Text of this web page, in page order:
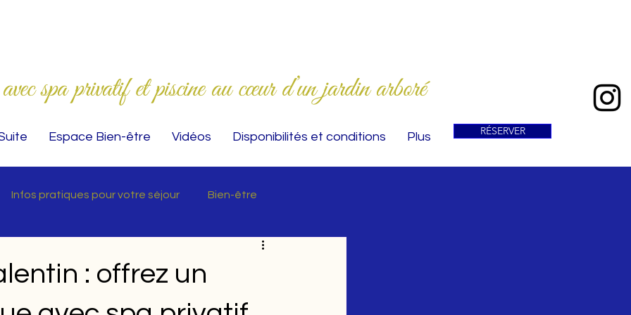
spa privatif et piscine au cœur d’un jardin arboré
Espace Bien-être Vidéos Disponibilités et conditions Plus RÉSERVER
Infos pratiques pour votre séjour Bien-être
: offrez un